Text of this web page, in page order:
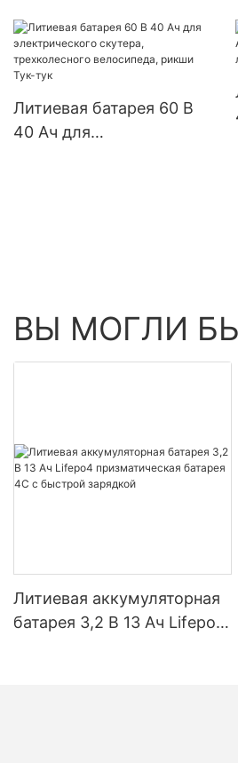
для ИБП, здания
телекоммуникационной
станции
Литиевая батарея 60 В
40 Ач для
ВЫ МОГЛИ
Литиевая аккумуляторная
батарея 3,2 В 13 Ач Lifepo4